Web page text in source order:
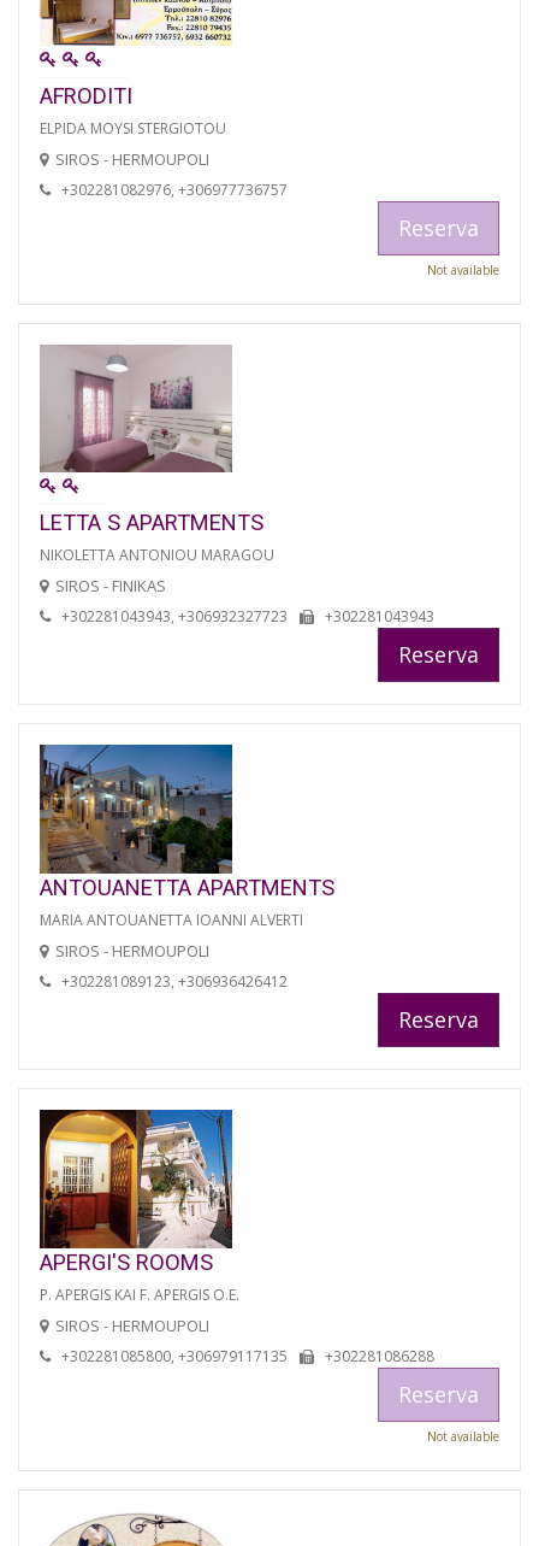
AFRODITI
ELPIDA MOYSI STERGIOTOU
SIROS - HERMOUPOLI
+302281082976, +306977736757
Reserva
Not available
LETTA S APARTMENTS
NIKOLETTA ANTONIOU MARAGOU
SIROS - FINIKAS
+302281043943, +306932327723 +302281043943
Reserva
ANTOUANETTA APARTMENTS
MARIA ANTOUANETTA IOANNI ALVERTI
SIROS - HERMOUPOLI
+302281089123, +306936426412
Reserva
APERGI'S ROOMS
P. APERGIS KAI F. APERGIS O.E.
SIROS - HERMOUPOLI
+302281085800, +306979117135 +302281086288
Reserva
Not available